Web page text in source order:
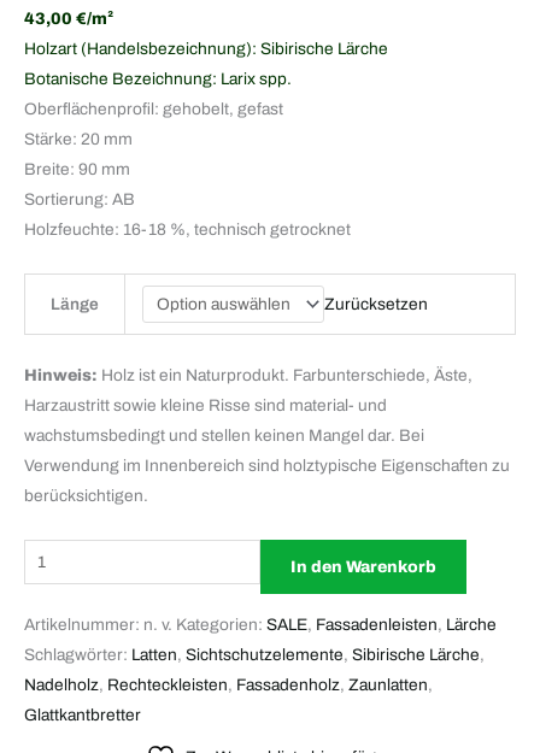
43,00 €/m²
Holzart (Handelsbezeichnung): Sibirische Lärche
Botanische Bezeichnung: Larix spp.
Oberflächenprofil: gehobelt, gefast
Stärke: 20 mm
Breite: 90 mm
Sortierung: AB
Holzfeuchte: 16-18 %, technisch getrocknet
Länge Zurücksetzen
Hinweis: Holz ist ein Naturprodukt. Farbunterschiede, Äste,
Harzaustritt sowie kleine Risse sind material- und
wachstumsbedingt und stellen keinen Mangel dar. Bei
Verwendung im Innenbereich sind holztypische Eigenschaften zu
berücksichtigen.
In den Warenkorb
Artikelnummer: n. v. Kategorien: SALE, Fassadenleisten, Lärche
Schlagwörter: Latten, Sichtschutzelemente, Sibirische Lärche,
Nadelholz, Rechteckleisten, Fassadenholz, Zaunlatten,
Glattkantbretter